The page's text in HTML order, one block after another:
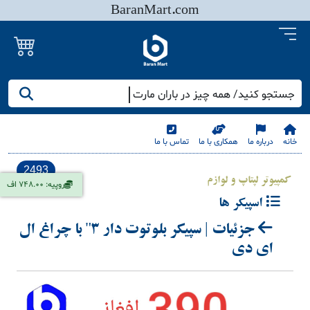
BaranMart.com
جستجو کنید/ همه چیز در باران مارت
خانه درباره ما همکاری با ما تماس با ما
روپیه: 748.00 اف
2493
کمپیوتر لپتاپ و لوازم
اسپیکر ها
جزئیات | سپیکر بلوتوت دار 3" با چراغ ال
ای دی